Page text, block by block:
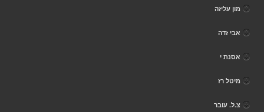
מון עליזה
אבי זדה
אסנת י
מיטל רז
צ.ל. עובר